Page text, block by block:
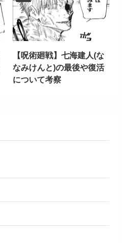
【呪術廻戦】七海建人(な
なみけんと)の最後や復活
について考察